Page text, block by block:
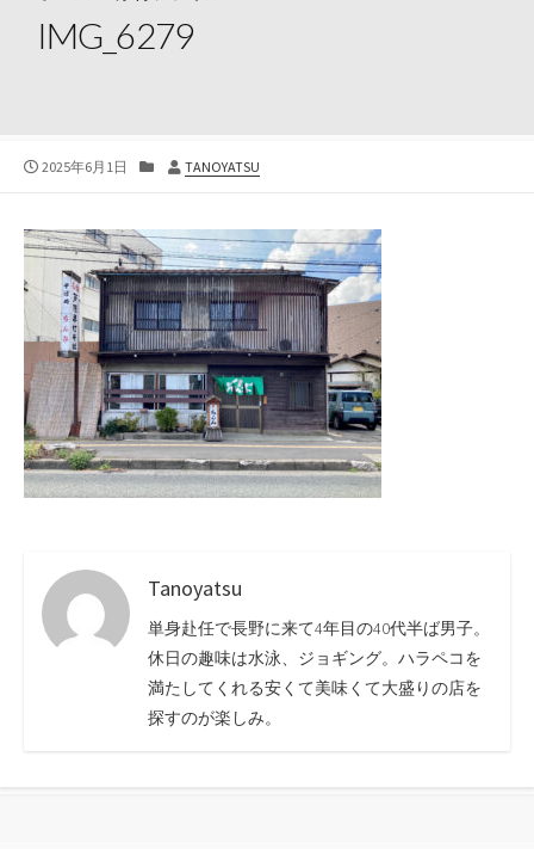
IMG_6279
公
2025年6月1日
カ
リ
ー
投
TANOYATSU
Tanoyatsu
単身赴任で長野に来て4年目の40代半ば男子。
休日の趣味は水泳、ジョギング。ハラペコを
満たしてくれる安くて美味くて大盛りの店を
探すのが楽しみ。